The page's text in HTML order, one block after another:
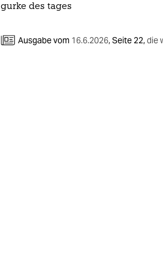
gesellschaft
kultur
gurke des tages
Ausgabe vom 16.6.2026,Seite 22,die